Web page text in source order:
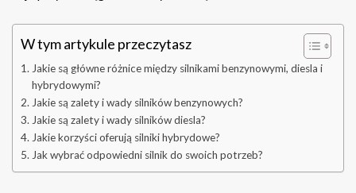
W tym artykule przeczytasz
Jakie są główne różnice między silnikami benzynowymi, diesla i
hybrydowymi?
Jakie są zalety i wady silników benzynowych?
Jakie są zalety i wady silników diesla?
Jakie korzyści oferują silniki hybrydowe?
Jak wybrać odpowiedni silnik do swoich potrzeb?